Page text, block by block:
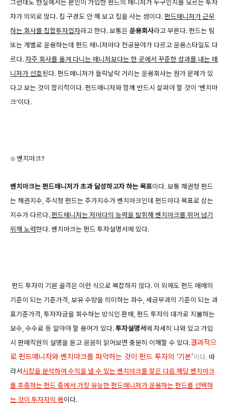
그런데도 현실에서는 본인이 가입한 펀드의 매니저가 누구인지를 모르는 투자
자가 의외로 많다. 집 구경도 안 해 보고 집을 사는 셈이다.펀드매니저가 근무
하는 회사를 집합투자업자라고 한다. 보통은 운용회사라고 부른다. 펀드는 팀
또는 개별로 운용하는데 펀드 매니저마다 전공분야가 다르고 운용스타일도 다
르다.자주 회사를 옮겨 다니는 매니저보다는 한 곳에서 꾸준한 성과를 내는 매
니저가 선호된다. 펀드매니저가 들락날락 거리는 운용회사는 뭔가 문제가 있
다고 보는 것이 합리적이다. 펀드매니저와 함께 반드시 살펴야 할 것이 ‘벤치마
크’이다.
⊙ 벤치마크?
벤치마크는 펀드매니저가 초과 달성하고자 하는 목표이다. 보통 채권형 펀드
는 채권지수, 주식형 펀드는 주가지수가 벤치마크인데 펀드마다 목표로 삼는
지수가 다르다.펀드매니저는 저마다의 능력을 발휘해 벤치마크를 뛰어 넘기
위해 노력한다. 벤치마크는 펀드 투자설명서에 있다.
펀드 투자의 기본 골격은 이런 식으로 복잡하지 않다. 이 외에도 펀드 매매의
기준이 되는 기준가격, 보유 수량을 의미하는 좌수, 세금부과의 기준이 되는 과
표기준가격, 투자자금을 회수하는 방식인 환매, 펀드 투자의 대가로 지불하는
보수, 수수료 등 알아야 할 용어가 있다.투자설명서에 자세히 나와 있고 가입
시 판매직원의 설명을 듣고 꼼꼼히 읽어보면 충분히 이해할 수 있다.결과적으
로 펀드매니저와 벤치마크를 파악하는 것이 펀드 투자의 ‘기본’이다. 따
라서시장을 분석하여 수익을 낼 수 있는 벤치마크를 찾은 다음 해당 벤치마크
를 추종하는 펀드 중에서 가장 유능한 펀드매니저가 운용하는 펀드를 선택하
는 것이 투자자의 몫이다.